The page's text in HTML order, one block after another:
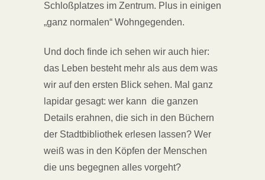
Schloßplatzes im Zentrum. Plus in einigen
„ganz normalen“ Wohngegenden.
Und doch finde ich sehen wir auch hier:
das Leben besteht mehr als aus dem was
wir auf den ersten Blick sehen. Mal ganz
lapidar gesagt: wer kann die ganzen
Details erahnen, die sich in den Büchern
der Stadtbibliothek erlesen lassen? Wer
weiß was in den Köpfen der Menschen
die uns begegnen alles vorgeht?